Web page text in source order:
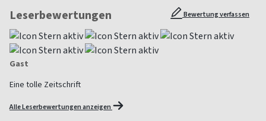
Leserbewertungen Bewertung verfassen
Gast
Eine tolle Zeitschrift
Alle Leserbewertungen anzeigen